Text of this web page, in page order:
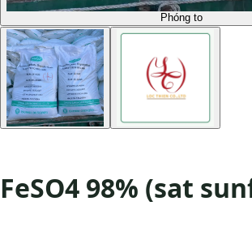
Phóng to
FeSO4 98% (sat